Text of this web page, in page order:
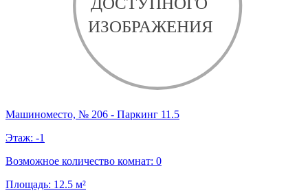
Машиноместо, № 206 - Паркинг 11.5
Этаж: -1
Возможное количество комнат: 0
Площадь: 12.5 м²